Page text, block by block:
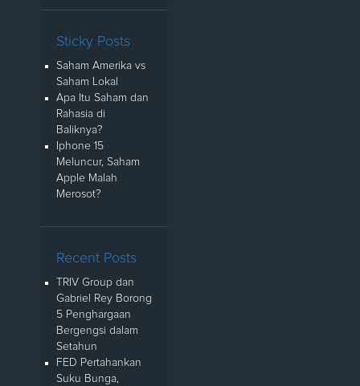
Sticky Posts
Saham Amerika vs
Saham Lokal
Apa Itu Saham dan
Rahasia di
Baliknya?
Iphone 15
Meluncur, Saham
Apple Malah
Merosot?
Recent Posts
TRIV Group dan
Gabriel Rey Borong
5 Penghargaan
Bergengsi dalam
Setahun
FED Pertahankan
Suku Bunga,